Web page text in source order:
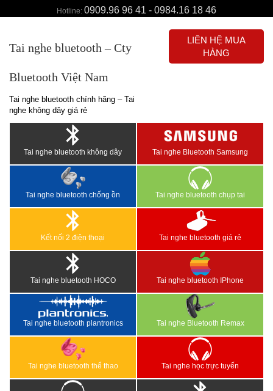
Hotline: 0909.96 96 41 - 0984.16 18 46
Tai nghe bluetooth – Cty
Bluetooth Việt Nam
Tai nghe bluetooth chính hãng – Tai
nghe không dây giá rẻ
LIÊN HỆ MUA
HÀNG
Tai nghe bluetooth không dây Tai nghe Bluetooth Samsung
Tai nghe bluetooth chống ồn Tai nghe bluetooth chụp tai
Kết nối 2 điện thoại Tai nghe bluetooth giá rẻ
Tai nghe bluetooth HOCO Tai nghe bluetooth IPhone
Tai nghe bluetooth plantronics Tai nghe Bluetooth Remax
Tai nghe bluetooth thể thao Tai nghe học trực tuyến